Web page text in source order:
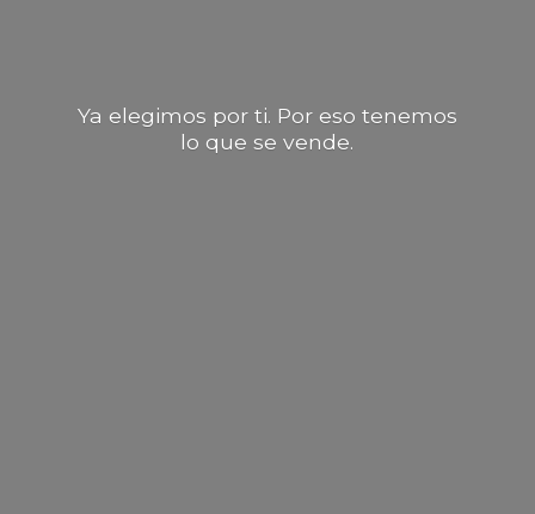
Ya elegimos por ti. Por eso tenemos
lo quese vende.